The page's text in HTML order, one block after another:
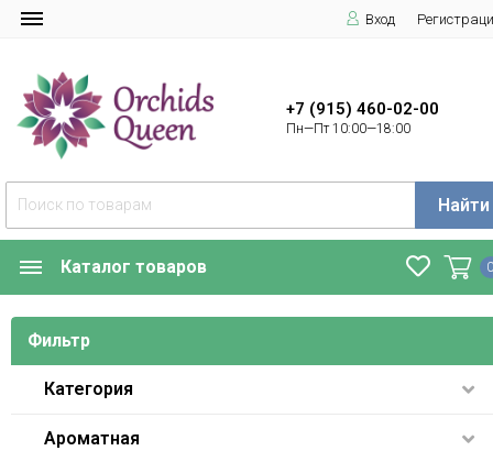
Вход
+7 (915) 460-02-00
Пн—Пт 10:00—18:00
Найти
Каталог товаров
Фильтр
Категория
Ароматная